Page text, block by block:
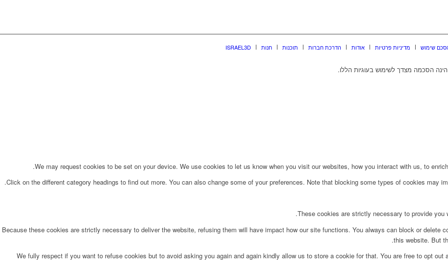
ISRAEL3D חנות תוכנות הדרכת חברות אודות מדיניות פרטיות שימוש
הסכמה מצדך לשימוש בעוגיות הללו.
We may request cookies to be set on your device. We use cookies to let us know when you visit our websites, how you interact with us, to
Click on the different category headings to find out more. You can also change some of your preferences. Note that blocking some types of cookies may
These cookies are strictly necessary to provide
Because these cookies are strictly necessary to deliver the website, refusing them will have impact how our site functions. You always can block or delete
this website. But
We fully respect if you want to refuse cookies but to avoid asking you again and again kindly allow us to store a cookie for that. You are free to opt